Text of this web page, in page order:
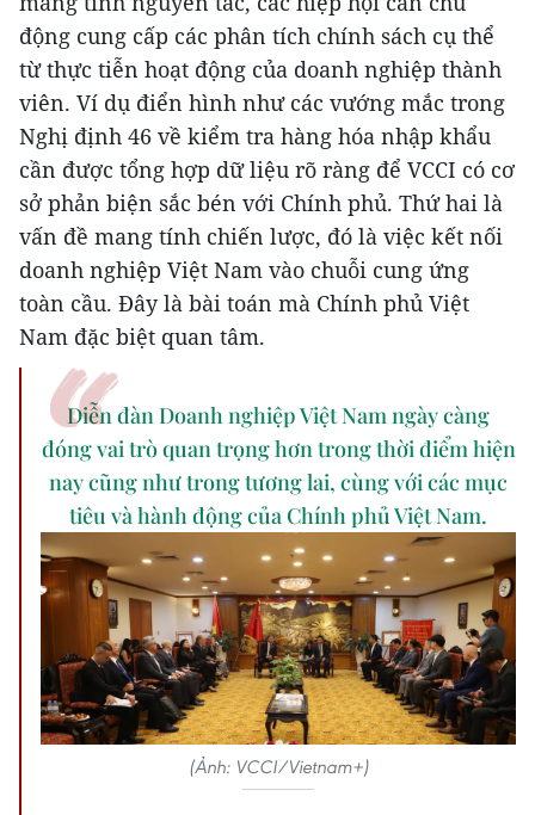
động cung cấp các phân tích chính sách cụ thể
từ thực tiễn hoạt động của doanh nghiệp thành
viên. Ví dụ điển hình như các vướng mắc trong
Nghị định 46 về kiểm tra hàng hóa nhập khẩu
cần được tổng hợp dữ liệu rõ ràng để VCCI có cơ
sở phản biện sắc bén với Chính phủ. Thứ hai là
vấn đề mang tính chiến lược, đó là việc kết nối
doanh nghiệp Việt Nam vào chuỗi cung ứng
toàn cầu. Đây là bài toán mà Chính phủ Việt
Nam đặc biệt quan tâm.
Diễn đàn Doanh nghiệp Việt Nam ngày càng
đóng vai trò quan trọng hơn trong thời điểm hiện
nay cũng như trong tương lai, cùng với các mục
tiêu và hành động của Chính phủ Việt Nam.
(Ảnh: VCCI/Vietnam+)